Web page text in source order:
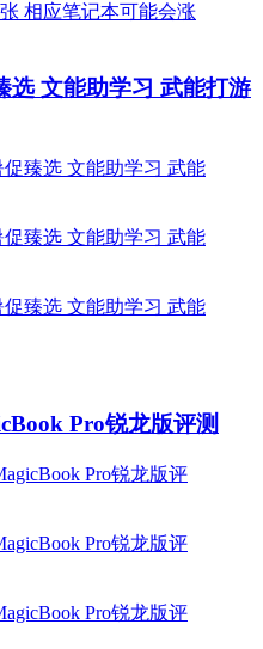
选 文能助学习 武能打游
Pro锐龙版评测